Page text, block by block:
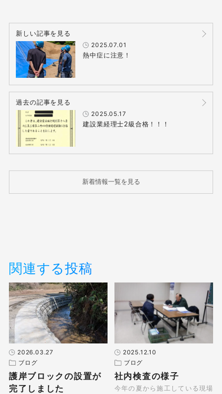
新しい記事を見る
2025.07.01
熱中症に注意！
過去の記事を見る
2025.05.17
建設業経理士2級合格！！！
新着情報一覧を見る
関連する投稿
2026.03.27
ブログ
護岸ブロックの設置が
完了しました
2025.12.10
ブログ
社内検査の様子
今年の夏から施工している現場